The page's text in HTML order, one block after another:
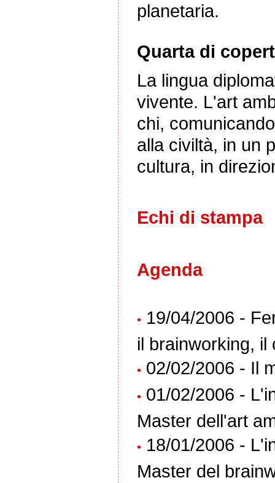
planetaria.
Quarta di
La lingua
vivente. L'art
chi,
alla civiltà, in un
cultura, in
Echi di stampa
Agenda
• 19/04/2006 -
il brainworking, il
• 02/02/2006 - Il
• 01/02/2006 -
Master dell'art
• 18/01/2006 -
Master del